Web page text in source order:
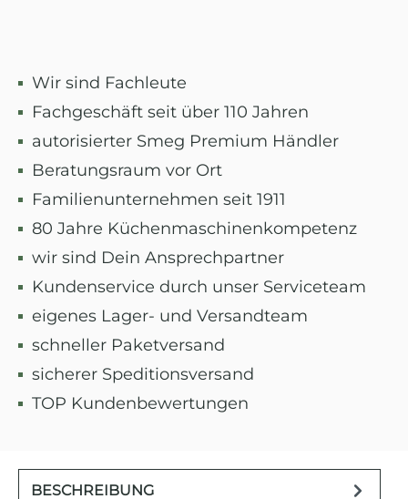
Wir sind Fachleute
Fachgeschäft seit über 110 Jahren
autorisierter Smeg Premium Händler
Beratungsraum vor Ort
Familienunternehmen seit 1911
80 Jahre Küchenmaschinenkompetenz
wir sind Dein Ansprechpartner
Kundenservice durch unser Serviceteam
eigenes Lager- und Versandteam
schneller Paketversand
sicherer Speditionsversand
TOP Kundenbewertungen
BESCHREIBUNG